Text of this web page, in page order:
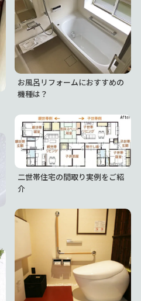
お風呂リフォームにおすすめの
機種は？
二世帯住宅の間取り実例をご紹
介